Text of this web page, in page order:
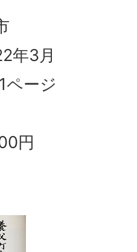
年3月
ページ
円